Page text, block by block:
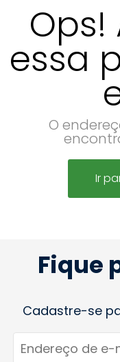
essa
O
Ir
Fique
Cadastre-se